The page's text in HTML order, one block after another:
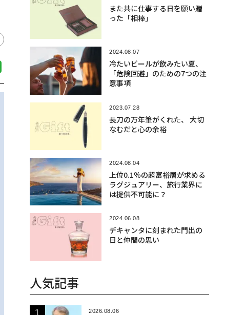
また共に仕事する日を願い贈
った「相棒」
2024.08.07
冷たいビールが飲みたい夏、
「危険回避」のための7つの注
意事項
2023.07.28
長刀の万年筆がくれた、 大切
なむだと心の余裕
2024.08.04
上位0.1％の超富裕層が求める
ラグジュアリー、旅行業界に
は提供不可能に？
2024.06.08
デキャンタに刻まれた門出の
日と仲間の思い
人気記事
2026.08.06